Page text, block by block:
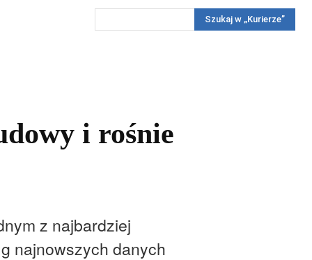
Reportaż KonkursyWięcej
Szukaj w „Kurierze”
i rośnie
z najbardziej
najnowszych danych